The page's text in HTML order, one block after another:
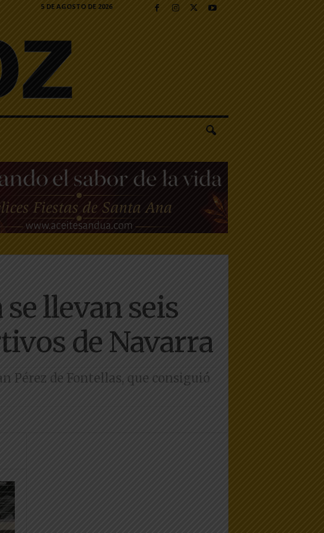
5 DE AGOSTO DE 2026
llevan seis
de Navarra
Pérez de Fontellas, que consiguió